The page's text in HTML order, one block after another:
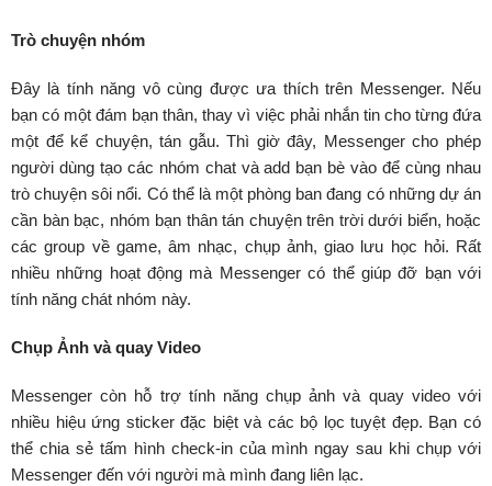
Trò chuyện nhóm
Đây là tính năng vô cùng được ưa thích trên Messenger. Nếu
bạn có một đám bạn thân, thay vì việc phải nhắn tin cho từng đứa
một để kể chuyện, tán gẫu. Thì giờ đây, Messenger cho phép
người dùng tạo các nhóm chat và add bạn bè vào để cùng nhau
trò chuyện sôi nổi. Có thể là một phòng ban đang có những dự án
cần bàn bạc, nhóm bạn thân tán chuyện trên trời dưới biển, hoặc
các group về game, âm nhạc, chụp ảnh, giao lưu học hỏi. Rất
nhiều những hoạt động mà Messenger có thể giúp đỡ bạn với
tính năng chát nhóm này.
Chụp Ảnh và quay Video
Messenger còn hỗ trợ tính năng chụp ảnh và quay video với
nhiều hiệu ứng sticker đặc biệt và các bộ lọc tuyệt đẹp. Bạn có
thể chia sẻ tấm hình check-in của mình ngay sau khi chụp với
Messenger đến với người mà mình đang liên lạc.